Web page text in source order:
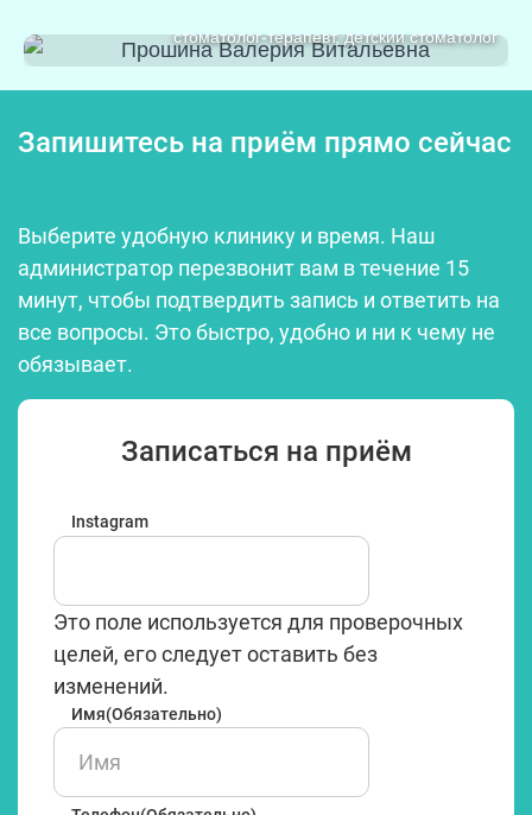
стоматолог-терапевт, детский стоматолог
Запишитесь на приём прямо сейчас
Выберите удобную клинику и время. Наш
администратор перезвонит вам в течение 15
минут, чтобы подтвердить запись и ответить на
все вопросы. Это быстро, удобно и ни к чему не
обязывает.
Записаться на приём
Instagram
Это поле используется для проверочных
целей, его следует оставить без
изменений.
Имя(Обязательно)
Имя